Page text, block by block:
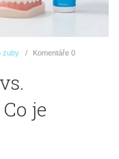
zuby Komentáře 0
je